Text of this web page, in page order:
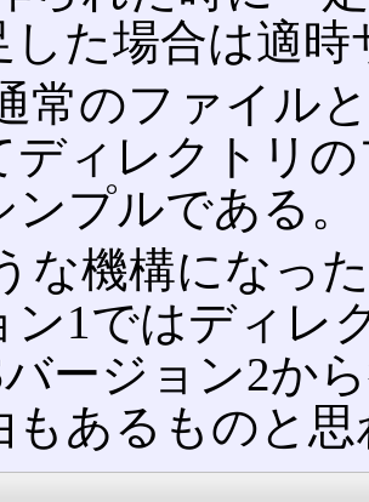
した場合は適
常のファイル
ディレクトリ
ンプルである。
な機構になっ
ン1ではディレ
バージョン2か
もあるものと